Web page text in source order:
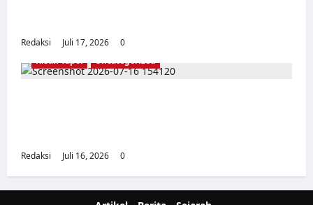
Redaksi Juli 17, 2026
0
Kisah Tapol
Uncategorized
Redaksi Juli 16, 2026 0